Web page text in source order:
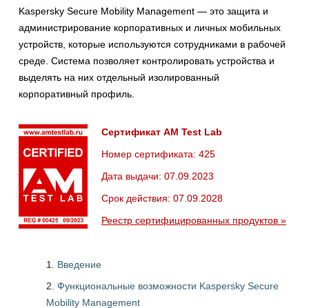
Kaspersky Secure Mobility Management — это защита и
администрирование корпоративных и личных мобильных
устройств, которые используются сотрудниками в рабочей
среде. Система позволяет контролировать устройства и
выделять на них отдельный изолированный
корпоративный профиль.
Сертификат AM Test Lab
Номер сертификата: 425
Дата выдачи: 07.09.2023
Срок действия: 07.09.2028
Реестр сертифицированных продуктов »
Введение
Функциональные возможности Kaspersky Secure
Mobility Management